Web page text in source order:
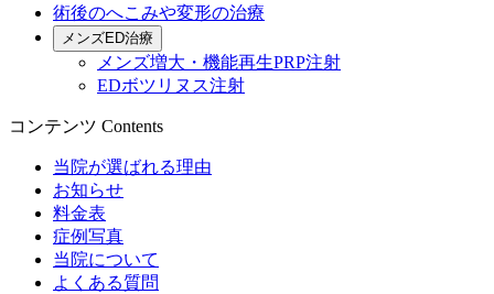
術後のへこみや変形の治療
メンズED治療
メンズ増大・機能再生PRP注射
EDボツリヌス注射
コンテンツ Contents
当院が選ばれる理由
お知らせ
料金表
症例写真
当院について
よくある質問